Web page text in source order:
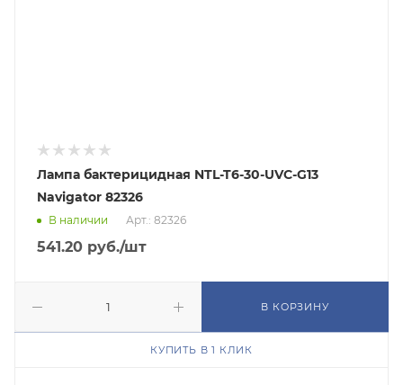
Лампа бактерицидная NTL-T6-30-UVC-G13
Navigator 82326
В наличии Арт.: 82326
541.20 руб./шт
В КОРЗИНУ
КУПИТЬ В 1 КЛИК